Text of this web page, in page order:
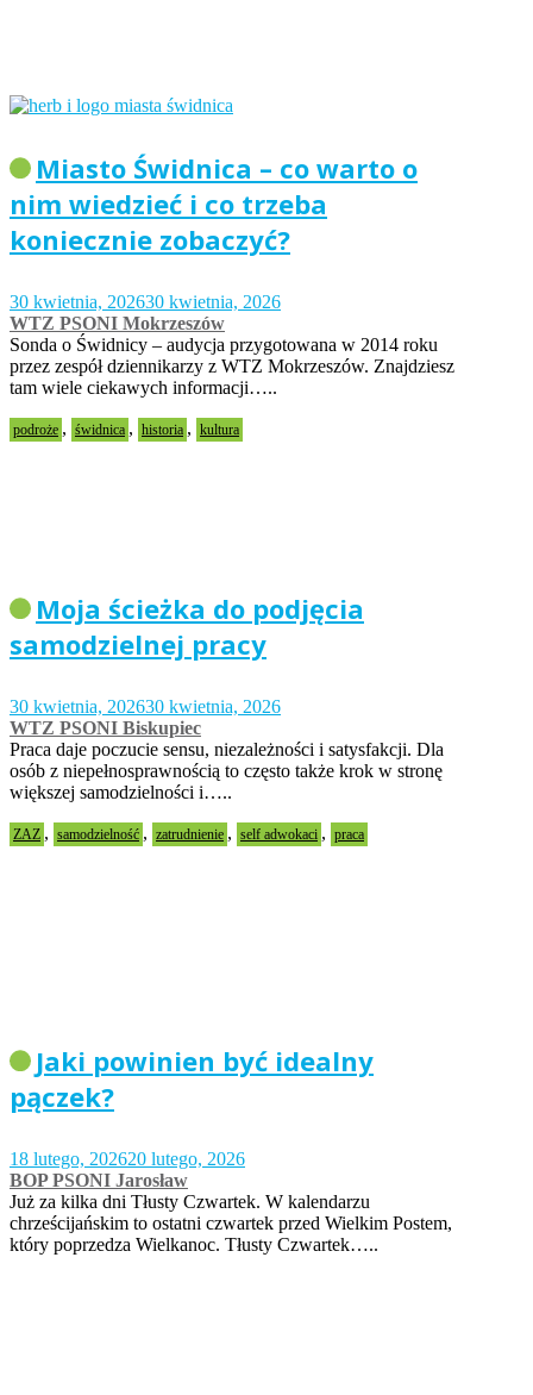
Miasto Świdnica – co warto o
nim wiedzieć i co trzeba
koniecznie zobaczyć?
30 kwietnia, 202630 kwietnia, 2026
WTZ PSONI Mokrzeszów
Sonda o Świdnicy – audycja przygotowana w 2014 roku
przez zespół dziennikarzy z WTZ Mokrzeszów. Znajdziesz
tam wiele ciekawych informacji…..
podroże , świdnica , historia , kultura
Moja ścieżka do podjęcia
samodzielnej pracy
30 kwietnia, 202630 kwietnia, 2026
WTZ PSONI Biskupiec
Praca daje poczucie sensu, niezależności i satysfakcji. Dla
osób z niepełnosprawnością to często także krok w stronę
większej samodzielności i…..
ZAZ , samodzielność , zatrudnienie , self adwokaci , praca
Jaki powinien być idealny
pączek?
18 lutego, 202620 lutego, 2026
BOP PSONI Jarosław
Już za kilka dni Tłusty Czwartek. W kalendarzu
chrześcijańskim to ostatni czwartek przed Wielkim Postem,
który poprzedza Wielkanoc. Tłusty Czwartek…..